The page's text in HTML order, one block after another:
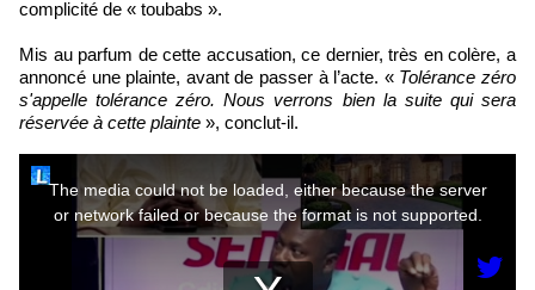
complicité de « toubabs ».
Mis au parfum de cette accusation, ce dernier, très en colère, a
annoncé une plainte, avant de passer à l’acte. « Tolérance zéro
s'appelle tolérance zéro. Nous verrons bien la suite qui sera
réservée à cette plainte », conclut-il.